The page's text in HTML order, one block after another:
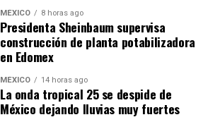
MÉXICO 8 horas ago
Presidenta Sheinbaum supervisa
construcción de planta potabilizadora
en Edomex
MÉXICO 14 horas ago
​La onda tropical 25 se despide de
México dejando lluvias muy fuertes